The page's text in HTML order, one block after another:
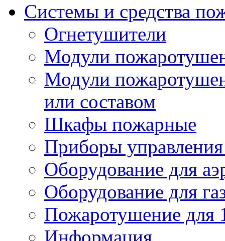
Системы и средства
Огнетушители
Модули
Модули
или составом
Шкафы пожарные
Приборы
Оборудование для
Оборудование для
Пожаротушение для